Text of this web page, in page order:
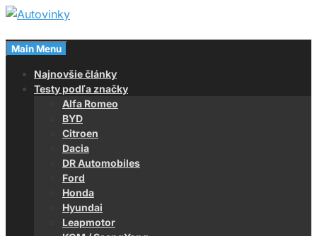
Skip
content
Autovinky
Magazín o autách
Main Menu
Najnovšie články
Testy podľa značky
Alfa Romeo
BYD
Citroen
Dacia
DR Automobiles
Ford
Honda
Hyundai
Leapmotor